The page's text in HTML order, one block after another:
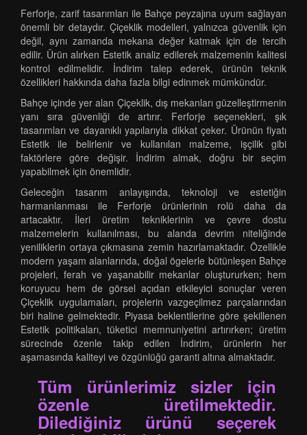
Ferforje, zarif tasarımları ile Bahçe peyzajına uyum sağlayan
önemli bir detaydır. Çiçeklik modelleri, yalnızca güvenlik için
değil, aynı zamanda mekana değer katmak için de tercih
edilir. Ürün alırken Estetik analiz edilerek malzemenin kalitesi
kontrol edilmelidir. İndirim talep ederek, ürünün teknik
özellikleri hakkında daha fazla bilgi edinmek mümkündür.
Bahçe içinde yer alan Çiçeklik, dış mekanları güzelleştirmenin
yanı sıra güvenliği de artırır. Ferforje seçenekleri, şık
tasarımları ve dayanıklı yapılarıyla dikkat çeker. Ürünün fiyatı
Estetik ile belirlenir ve kullanılan malzeme, işçilik gibi
faktörlere göre değişir. İndirim almak, doğru bir seçim
yapabilmek için önemlidir.
Geleceğin tasarım anlayışında, teknoloji ve estetiğin
harmanlanması ile Ferforje ürünlerinin rolü daha da
artacaktır. İleri üretim tekniklerinin ve çevre dostu
malzemelerin kullanılması, bu alanda devrim niteliğinde
yeniliklerin ortaya çıkmasına zemin hazırlamaktadır. Özellikle
modern yaşam alanlarında, doğal ögelerle bütünleşen Bahçe
projeleri, ferah ve yaşanabilir mekanlar oluştururken; hem
koruyucu hem de görsel açıdan etkileyici sonuçlar veren
Çiçeklik uygulamaları, projelerin vazgeçilmez parçalarından
biri haline gelmektedir. Piyasa beklentilerine göre şekillenen
Estetik politikaları, tüketici memnuniyetini artırırken; üretim
sürecinde özenle takip edilen İndirim, ürünlerin her
aşamasında kaliteyi ve özgünlüğü garanti altına almaktadır.
Tüm ürünlerimiz sizler için
özenle üretilmektedir.
Dilediğiniz ürünü seçerek